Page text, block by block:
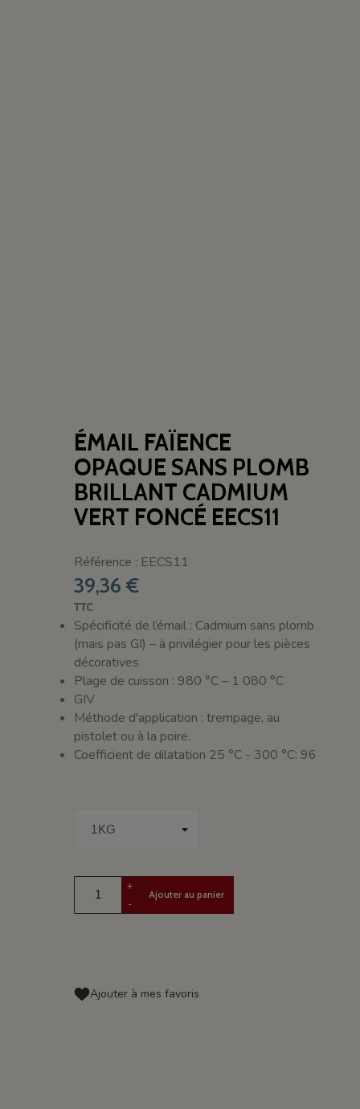
ÉMAIL FAÏENCE
OPAQUE SANS PLOMB
BRILLANT CADMIUM
VERT FONCÉ EECS11
Référence : EECS11
39,36 €
TTC
Spécificité de l’émail : Cadmium sans plomb
(mais pas GI) – à privilégier pour les pièces
décoratives
Plage de cuisson : 980 °C – 1 080 °C
GIV
Méthode d'application : trempage, au
pistolet ou à la poire.
Coefficient de dilatation 25 °C - 300 °C: 96
+
-
Ajouter au panier
Ajouter à mes favoris